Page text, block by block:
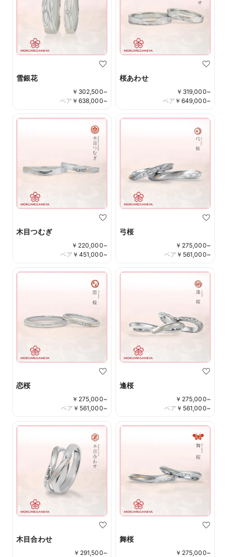
雪銀花
￥ 302,500~
￥ 638,000~
ペア
桜あわせ
￥ 319,000~
￥ 649,000~
ペア
木目つむぎ
￥ 220,000~
￥ 451,000~
ペア
弓桜
￥ 275,000~
￥ 561,000~
ペア
恋桜
￥ 275,000~
￥ 561,000~
ペア
逢桜
￥ 275,000~
￥ 561,000~
ペア
木目合わせ
￥ 291,500~
舞桜
￥ 275,000~